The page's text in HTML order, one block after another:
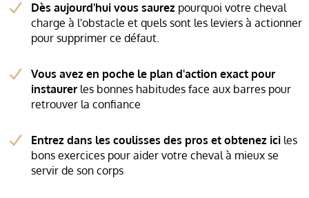
Dès aujourd'hui vous saurez pourquoi votre cheval
charge à l'obstacle et quels sont les leviers à actionner
pour supprimer ce défaut.
Vous avez en poche le plan d'action exact pour
instaurer les bonnes habitudes face aux barres pour
retrouver la confiance
Entrez dans les coulisses des pros et obtenez ici les
bons exercices pour aider votre cheval à mieux se
servir de son corps